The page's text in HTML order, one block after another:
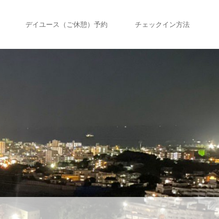
デイユース（ご休憩）予約 チェックイン方法